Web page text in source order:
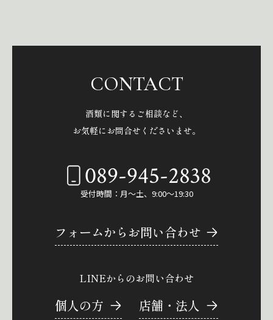
CONTACT
酒類に関するご相談など、
お気軽にお問合せくださいませ。
089-945-2838
受付時間：月～土、9:00～19:30
フォームからお問い合わせ
LINEからのお問い合わせ
個人の方 店舗・法人